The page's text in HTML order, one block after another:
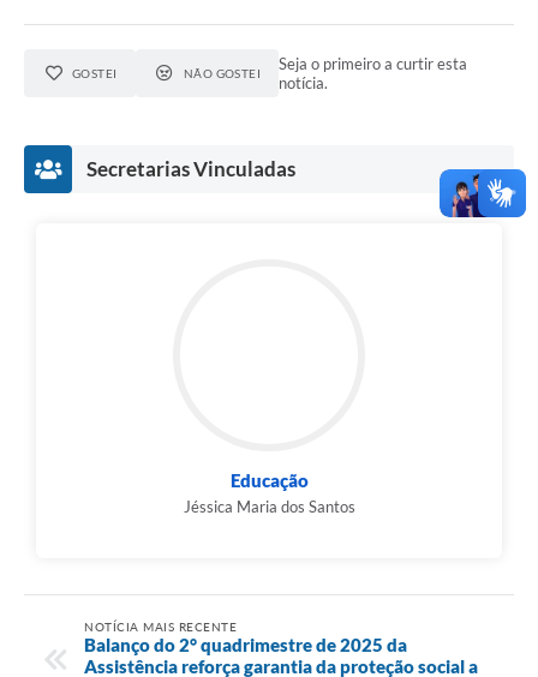
GOSTEI NÃO GOSTEI
Seja o primeiro a curtir esta
notícia.
Secretarias Vinculadas
Educação
Jéssica Maria dos Santos
NOTÍCIA MAIS RECENTE
Balanço do 2° quadrimestre de 2025 da
Assistência reforça garantia da proteção social a